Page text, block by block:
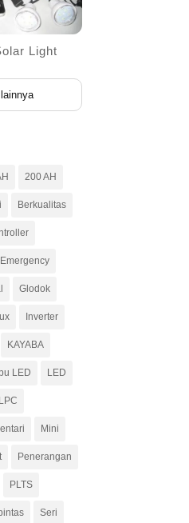
Light
200 AH
Berkualitas
Emergency
Glodok
Inverter
KAYABA
LED LED
LPC
Mini
Penerangan
PLTS
Seri